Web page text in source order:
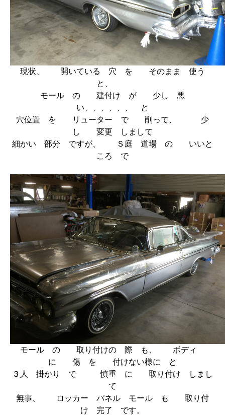
現状、 開いている 穴 を そのまま 使う
と、
モール の 建付け が 少し 悪
い、、、、、、 と
穴位置 を リューター で 削って、 少
し 変更 しまして
細かい 部分 ですが、 Ｓ庭 道場 の いいと
ころ で
モール の 取り付けの 際 も、 ボディ
に 傷 を 付けない様に と
３人 掛かり で 慎重 に 取り付け しまし
て
無事、 ロッカー パネル モール も 取り付
け 完了 です。